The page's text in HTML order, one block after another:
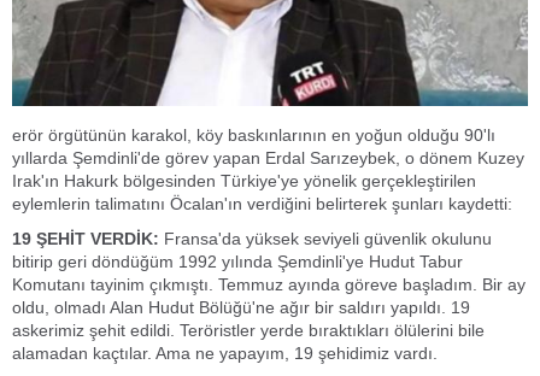
erör örgütünün karakol, köy baskınlarının en yoğun olduğu 90'lı
yıllarda Şemdinli'de görev yapan Erdal Sarızeybek, o dönem Kuzey
Irak'ın Hakurk bölgesinden Türkiye'ye yönelik gerçekleştirilen
eylemlerin talimatını Öcalan'ın verdiğini belirterek şunları kaydetti:
19 ŞEHİT VERDİK: Fransa'da yüksek seviyeli güvenlik okulunu
bitirip geri döndüğüm 1992 yılında Şemdinli'ye Hudut Tabur
Komutanı tayinim çıkmıştı. Temmuz ayında göreve başladım. Bir ay
oldu, olmadı Alan Hudut Bölüğü'ne ağır bir saldırı yapıldı. 19
askerimiz şehit edildi. Teröristler yerde bıraktıkları ölülerini bile
alamadan kaçtılar. Ama ne yapayım, 19 şehidimiz vardı.